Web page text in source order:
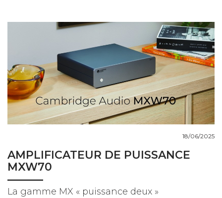
AMPLIFICATEUR DE PUISSANCE
MXW70
18/06/2025
La gamme MX « puissance deux »